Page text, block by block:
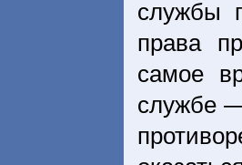
службы
права
самое
службе